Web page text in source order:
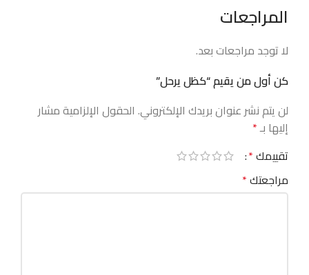
المراجعات
لا توجد مراجعات بعد.
كن أول من يقيم “كظل يرحل”
لن يتم نشر عنوان بريدك الإلكتروني. الحقول الإلزامية مشار
إليها بـ*
تقييمك*
مراجعتك*